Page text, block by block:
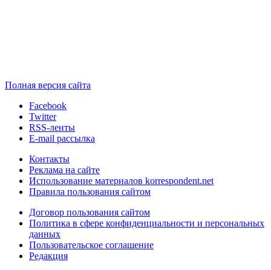
Полная версия сайта
Facebook
Twitter
RSS-ленты
E-mail рассылка
Контакты
Реклама на сайте
Использование материалов korrespondent.net
Правила пользования сайтом
Договор пользования сайтом
Политика в сфере конфиденциальности и персональных
данных
Пользовательское соглашение
Редакция